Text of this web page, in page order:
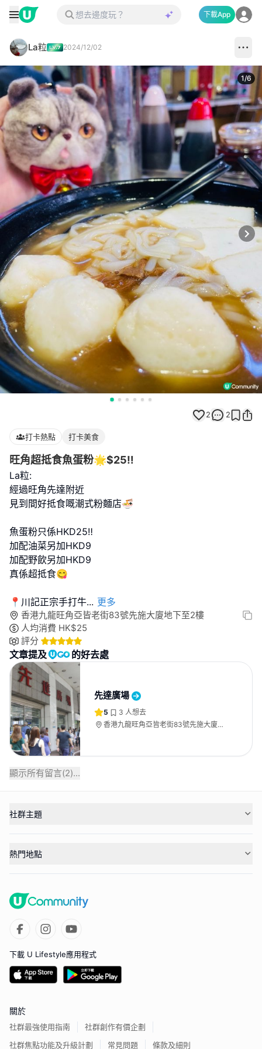
下載App
La粒 2024/12/02
1/6
2 2
打卡熱點 打卡美食
旺角超抵食魚蛋粉🌟$25‼️
La粒:
經過旺角先達附近
見到間好抵食嘅潮式粉麵店🍜
魚蛋粉只係HKD25‼️
加配油菜另加HKD9
加配野飲另加HKD9
真係超抵食😋
📍川記正宗手打牛... 更多
香港九龍旺角亞皆老街83號先施大廈地下至2樓
人均消費 HK$25
評分
文章提及 的好去處
先達廣場
5 3 人想去
香港九龍旺角亞皆老街83號先施大廈地
顯示所有留言(2)...
社群主題
熱門地點
下載 U Lifestyle應用程式
關於
社群最強使用指南
社群創作有價企劃
社群焦點功能及升級計劃
常見問題 條款及細則